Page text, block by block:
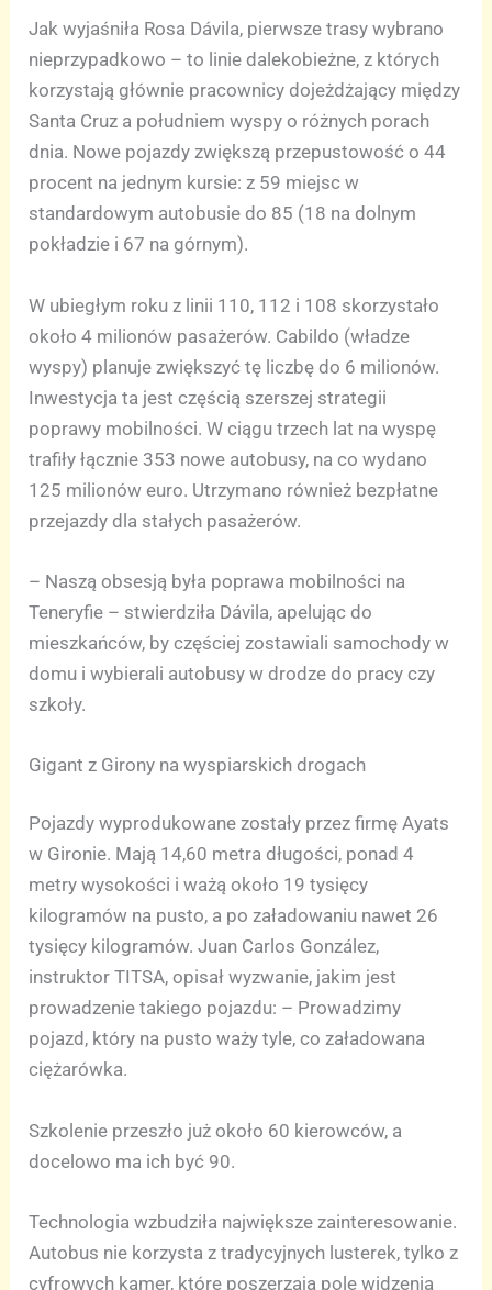
Jak wyjaśniła Rosa Dávila, pierwsze trasy wybrano
nieprzypadkowo – to linie dalekobieżne, z których
korzystają głównie pracownicy dojeżdżający między
Santa Cruz a południem wyspy o różnych porach
dnia. Nowe pojazdy zwiększą przepustowość o 44
procent na jednym kursie: z 59 miejsc w
standardowym autobusie do 85 (18 na dolnym
pokładzie i 67 na górnym).
W ubiegłym roku z linii 110, 112 i 108 skorzystało
około 4 milionów pasażerów. Cabildo (władze
wyspy) planuje zwiększyć tę liczbę do 6 milionów.
Inwestycja ta jest częścią szerszej strategii
poprawy mobilności. W ciągu trzech lat na wyspę
trafiły łącznie 353 nowe autobusy, na co wydano
125 milionów euro. Utrzymano również bezpłatne
przejazdy dla stałych pasażerów.
– Naszą obsesją była poprawa mobilności na
Teneryfie – stwierdziła Dávila, apelując do
mieszkańców, by częściej zostawiali samochody w
domu i wybierali autobusy w drodze do pracy czy
szkoły.
Gigant z Girony na wyspiarskich drogach
Pojazdy wyprodukowane zostały przez firmę Ayats
w Gironie. Mają 14,60 metra długości, ponad 4
metry wysokości i ważą około 19 tysięcy
kilogramów na pusto, a po załadowaniu nawet 26
tysięcy kilogramów. Juan Carlos González,
instruktor TITSA, opisał wyzwanie, jakim jest
prowadzenie takiego pojazdu: – Prowadzimy
pojazd, który na pusto waży tyle, co załadowana
ciężarówka.
Szkolenie przeszło już około 60 kierowców, a
docelowo ma ich być 90.
Technologia wzbudziła największe zainteresowanie.
Autobus nie korzysta z tradycyjnych lusterek, tylko z
cyfrowych kamer, które poszerzają pole widzenia